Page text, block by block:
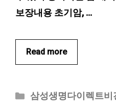
보장내용 초기암, …
Read more
카
삼성생명다이렉트비